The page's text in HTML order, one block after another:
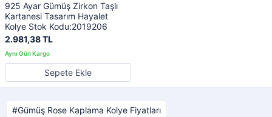
925 Ayar Gümüş Zirkon Taşlı
Kartanesi Tasarım Hayalet
Kolye Stok Kodu:2019206
2.981,38 TL
Sepete Ekle
Gümüş Rose Kaplama Kolye Fiyatları